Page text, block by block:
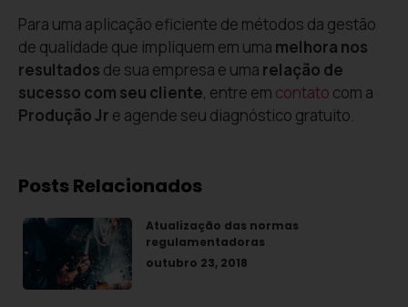
Para uma aplicação eficiente de métodos da gestão
de qualidade que impliquem em uma melhora nos
resultados de sua empresa e uma relação de
sucesso com seu cliente, entre em contato com a
Produção Jr e agende seu diagnóstico gratuito.
Posts Relacionados
Atualização das normas
regulamentadoras
outubro 23, 2018